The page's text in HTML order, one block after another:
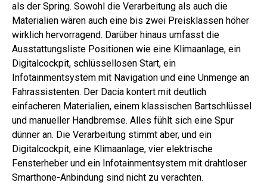
als der Spring. Sowohl die Verarbeitung als auch die
Materialien wären auch eine bis zwei Preisklassen höher
wirklich hervorragend. Darüber hinaus umfasst die
Ausstattungsliste Positionen wie eine Klimaanlage, ein
Digitalcockpit, schlüssellosen Start, ein
Infotainmentsystem mit Navigation und eine Unmenge an
Fahrassistenten. Der Dacia kontert mit deutlich
einfacheren Materialien, einem klassischen Bartschlüssel
und manueller Handbremse. Alles fühlt sich eine Spur
dünner an. Die Verarbeitung stimmt aber, und ein
Digitalcockpit, eine Klimaanlage, vier elektrische
Fensterheber und ein Infotainmentsystem mit drahtloser
Smarthone-Anbindung sind nicht zu verachten.